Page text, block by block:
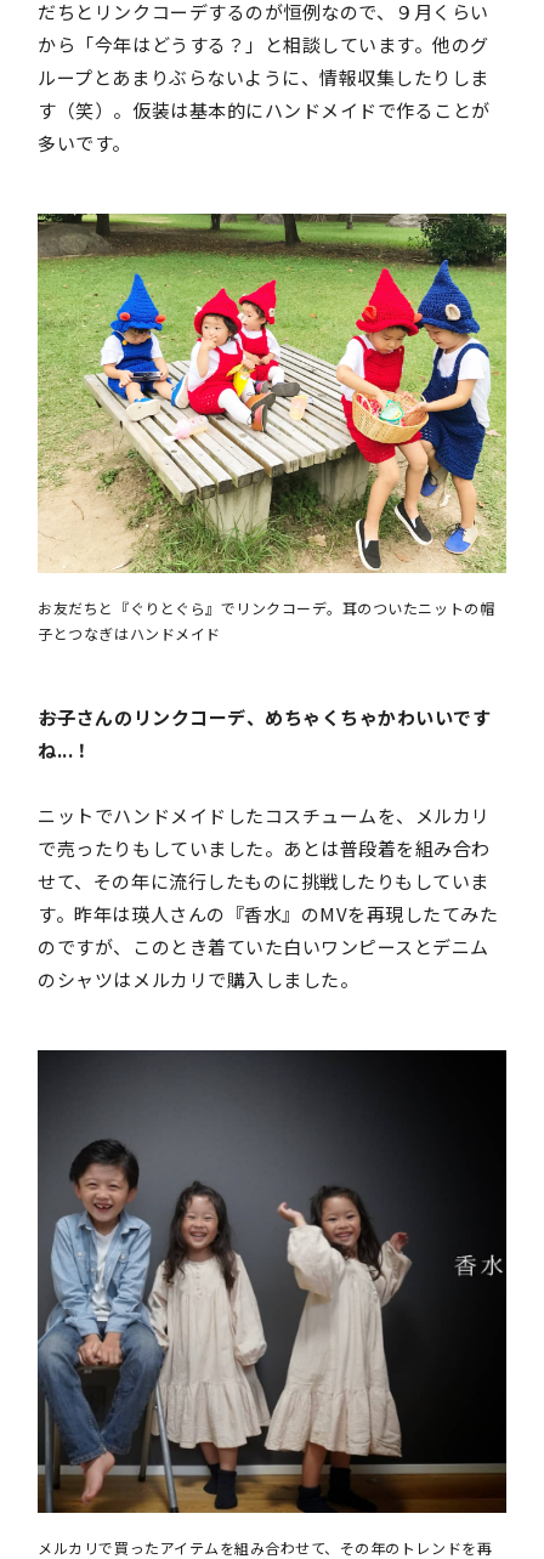
だちとリンクコーデするのが恒例なので、９月くらい
から「今年はどうする？」と相談しています。他のグ
ループとあまりぶらないように、情報収集したりしま
す（笑）。仮装は基本的にハンドメイドで作ることが
多いです。
お友だちと『ぐりとぐら』でリンクコーデ。耳のついたニットの帽
子とつなぎはハンドメイド
――お子さんのリンクコーデ、めちゃくちゃかわいいです
ね...！
ニットでハンドメイドしたコスチュームを、メルカリ
で売ったりもしていました。あとは普段着を組み合わ
せて、その年に流行したものに挑戦したりもしていま
す。昨年は瑛人さんの『香水』のMVを再現したてみた
のですが、このとき着ていた白いワンピースとデニム
のシャツはメルカリで購入しました。
メルカリで買ったアイテムを組み合わせて、その年のトレンドを再